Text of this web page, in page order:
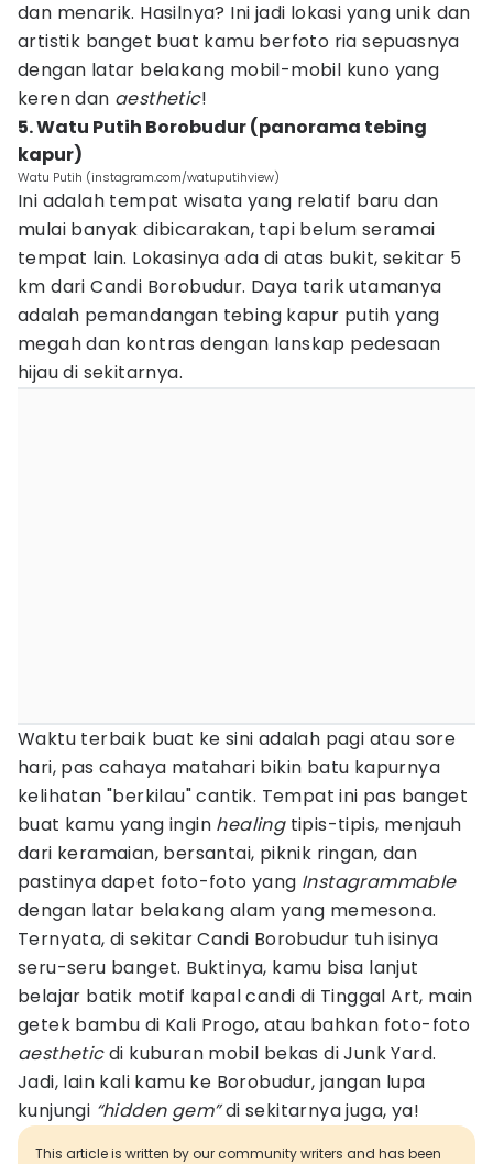
dan menarik. Hasilnya? Ini jadi lokasi yang unik dan
artistik banget buat kamu berfoto ria sepuasnya
dengan latar belakang mobil-mobil kuno yang
keren dan aesthetic!
5. Watu Putih Borobudur (panorama tebing
kapur)
Watu Putih (instagram.com/watuputihview)
Ini adalah tempat wisata yang relatif baru dan
mulai banyak dibicarakan, tapi belum seramai
tempat lain. Lokasinya ada di atas bukit, sekitar 5
km dari Candi Borobudur. Daya tarik utamanya
adalah pemandangan tebing kapur putih yang
megah dan kontras dengan lanskap pedesaan
hijau di sekitarnya.
Waktu terbaik buat ke sini adalah pagi atau sore
hari, pas cahaya matahari bikin batu kapurnya
kelihatan "berkilau" cantik. Tempat ini pas banget
buat kamu yang ingin healingtipis-tipis, menjauh
dari keramaian, bersantai, piknik ringan, dan
pastinya dapet foto-foto yang Instagrammable
dengan latar belakang alam yang memesona.
Ternyata, di sekitar Candi Borobudur tuh isinya
seru-seru banget. Buktinya, kamu bisa lanjut
belajar batik motif kapal candi di Tinggal Art, main
getek bambu di Kali Progo, atau bahkan foto-foto
aestheticdi kuburan mobil bekas di Junk Yard.
Jadi, lain kali kamu ke Borobudur, jangan lupa
kunjungi “hidden gem”di sekitarnya juga, ya!
This article is written by our community writers and has been